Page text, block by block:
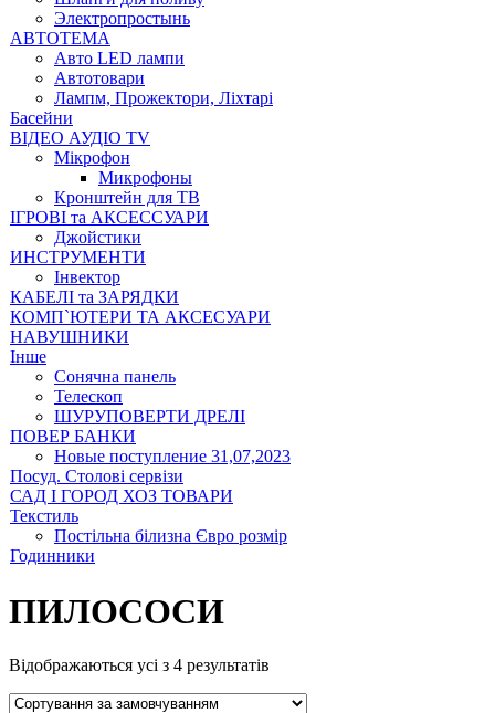
Электропростынь
АВТОТЕМА
Авто LED лампи
Автотовари
Лампм, Прожектори, Ліхтарі
Басейни
ВІДЕО АУДІО TV
Mікрофон
Микрофоны
Кронштейн для ТВ
ІГРОВІ та АКСЕССУАРИ
Джойстики
ИНСТРУМЕНТИ
Інвектор
КАБЕЛІ та ЗАРЯДКИ
КОМП`ЮТЕРИ ТА АКСЕСУАРИ
НАВУШНИКИ
Інше
Сонячна панель
Телескоп
ШУРУПОВЕРТИ ДРЕЛІ
ПОВЕР БАНКИ
Новые поступление 31,07,2023
Посуд. Столові сервізи
САД І ГОРОД ХОЗ ТОВАРИ
Текстиль
Постільна білизна Євро розмір
Годинники
ПИЛОСОСИ
Відображаються усі з 4 результатів